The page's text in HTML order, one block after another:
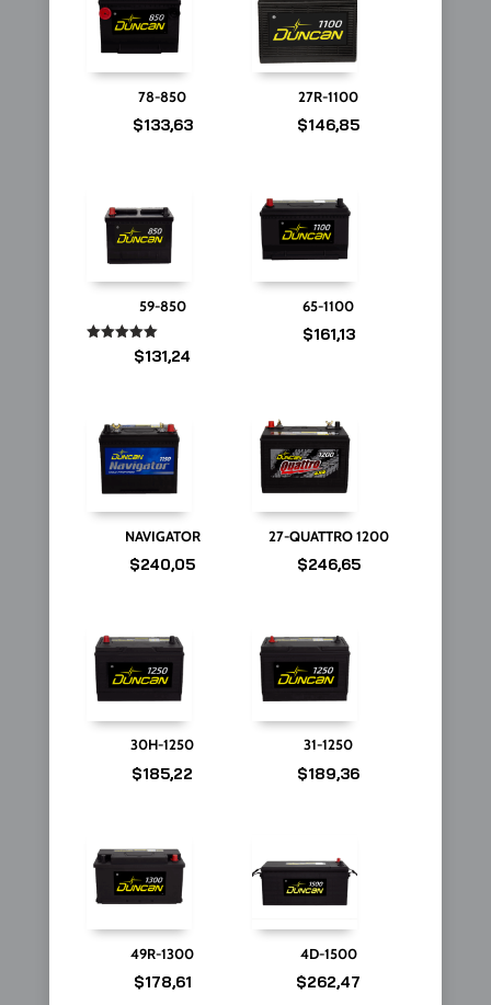
78-850
$133,63
27R-1100
$146,85
59-850
Valorado
$131,24
65-1100
$161,13
NAVIGATOR
$240,05
27-QUATTRO 1200
$246,65
30H-1250
$185,22
31-1250
$189,36
49R-1300
$178,61
4D-1500
$262,47